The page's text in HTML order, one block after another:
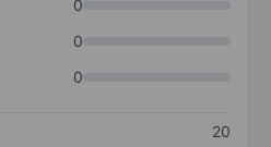
0
0
0
20